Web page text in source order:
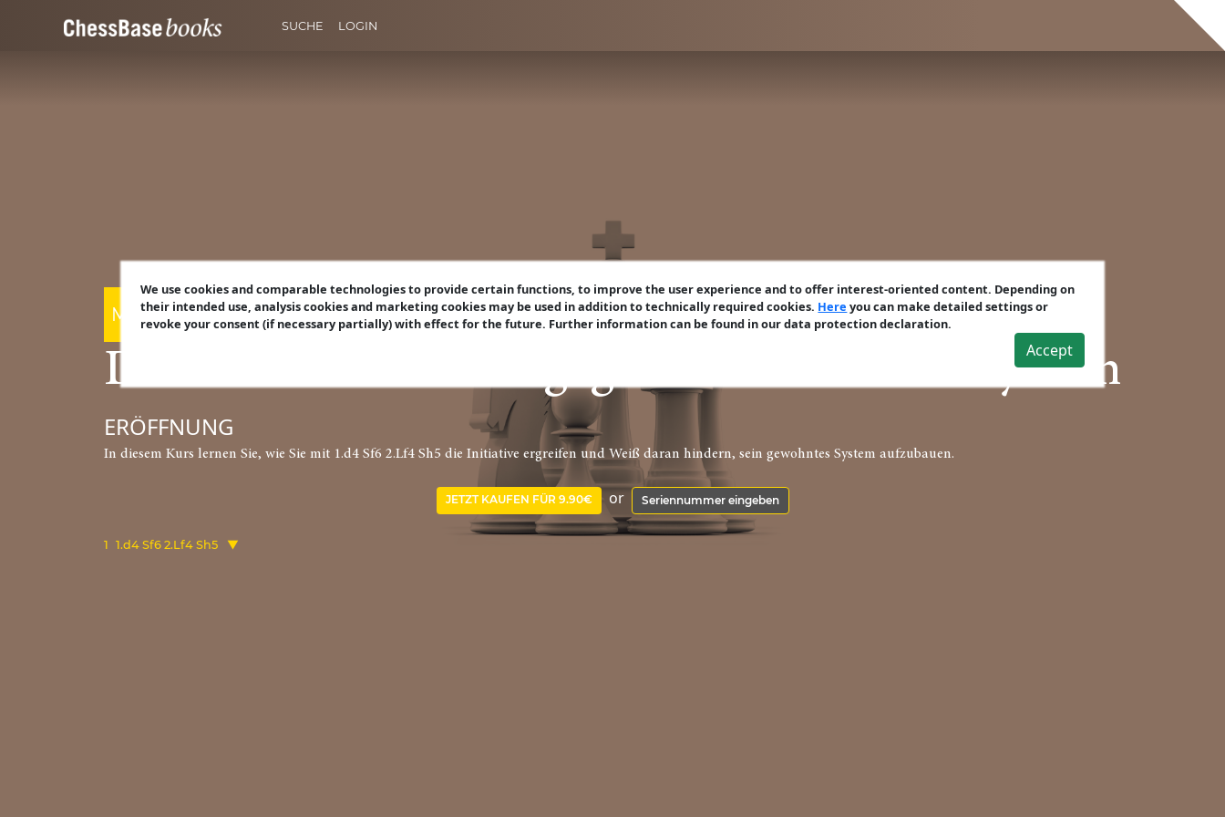
SUCHE LOGIN
We use cookies and comparable technologies to provide certain functions, to improve the user experience and to offer interest-oriented content. Depending on
their intended use, analysis cookies and marketing cookies may be used in addition to technically required cookies. Here you can make detailed settings or
revoke your consent (if necessary partially) with effect for the future. Further information can be found in our data protection declaration.
Accept
Mihail Marin
Die ultimative Waffe gegen das Londoner System
ERÖFFNUNG
In diesem Kurs lernen Sie, wie Sie mit 1.d4 Sf6 2.Lf4 Sh5 die Initiative ergreifen und Weiß daran hindern, sein gewohntes System aufzubauen.
JETZT KAUFEN FÜR 9.90€ or Seriennummer eingeben
1 1.d4 Sf6 2.Lf4 Sh5